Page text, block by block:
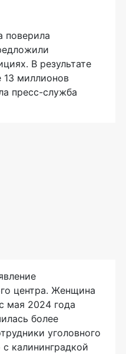
поверила
В результате
13 миллионов
пресс-служба
центра. Женщина
мая 2024 года
более
уголовного
калининградкой